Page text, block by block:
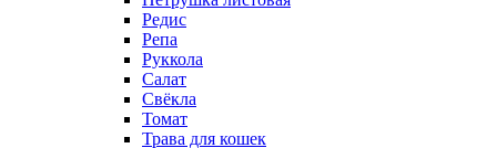
Редис
Репа
Руккола
Салат
Свёкла
Томат
Трава для кошек